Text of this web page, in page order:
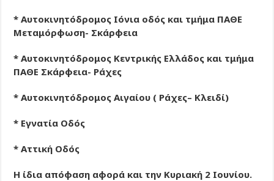
* Αυτοκινητόδρομος Ιόνια οδός και τμήμα ΠΑΘΕ
Μεταμόρφωση- Σκάρφεια
* Αυτοκινητόδρομος Κεντρικής Ελλάδος και τμήμα
ΠΑΘΕ Σκάρφεια- Ράχες
* Αυτοκινητόδρομος Αιγαίου ( Ράχες– Κλειδί)
* Εγνατία Οδός
* Αττική Οδός
Η ίδια απόφαση αφορά και την Κυριακή 2 Ιουνίου.